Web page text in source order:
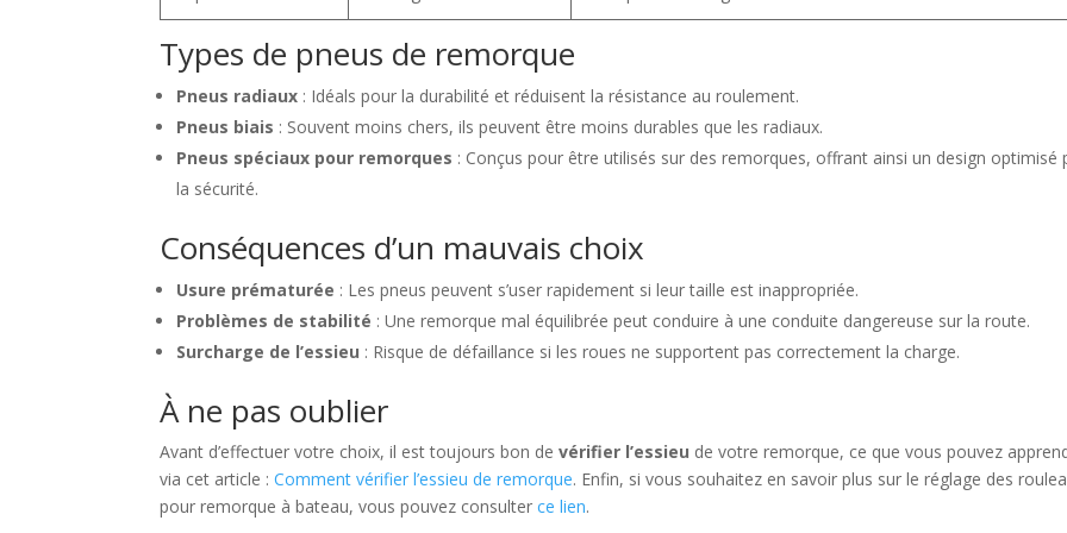
Types de pneus de remorque
Pneus radiaux : Idéals pour la durabilité et réduisent la résistance au roulement.
Pneus biais : Souvent moins chers, ils peuvent être moins durables que les radiaux.
Pneus spéciaux pour remorques : Conçus pour être utilisés sur des remorques, offrant ainsi un design optimisé
la sécurité.
Conséquences d’un mauvais choix
Usure prématurée : Les pneus peuvent s’user rapidement si leur taille est inappropriée.
Problèmes de stabilité : Une remorque mal équilibrée peut conduire à une conduite dangereuse sur la route.
Surcharge de l’essieu : Risque de défaillance si les roues ne supportent pas correctement la charge.
À ne pas oublier
Avant d’effectuer votre choix, il est toujours bon devérifier l’essieu de votre remorque, ce que vous pouvez
via cet article :Comment vérifier l’essieu de remorque. Enfin, si vous souhaitez en savoir plus sur le réglage des
pour remorque à bateau, vous pouvez consulterce lien.